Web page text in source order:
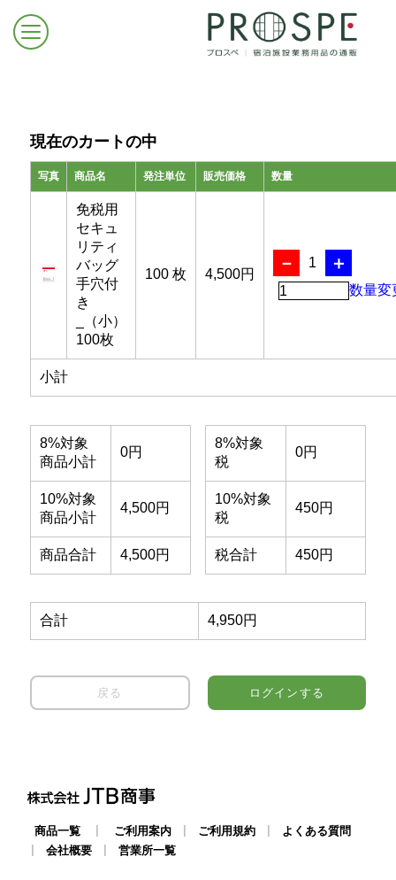
お問合せはこちら
現在のカートの中
写真 商品名 発注単位 販売価格 数量
免税用
セキュ
リティ
バッグ
手穴付
き
_（小）
100枚
100 枚 4,500円
－ 1 ＋
数量変
小計
8%対象
商品小計
0円
10%対象
商品小計
4,500円
商品合計 4,500円
8%対象
税
0円
10%対象
税
450円
税合計 450円
合計 4,950円
戻る ログインする
商品一覧 ご利用案内 ご利用規約
よくある質問
会社概要 営業所一覧